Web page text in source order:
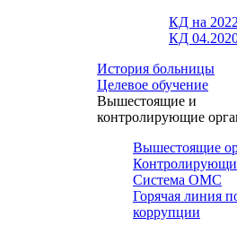
КД на
КД
История больницы
Целевое обучение
Вышестоящие и
контролирующие
Вышестоящие
Система ОМС
Горячая линия
коррупции